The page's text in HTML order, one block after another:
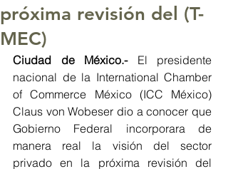
próxima revisión del (T-
MEC)
Ciudad de México.- El presidente
nacional de la International Chamber
of Commerce México (ICC México)
Claus von Wobeser dio a conocer que
Gobierno Federal incorporara de
manera real la visión del sector
privado en la próxima revisión del